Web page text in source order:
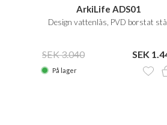
ArkiLife ADS01
Design vattenlås, PVD borstat
SEK 3.040 SEK
På lager